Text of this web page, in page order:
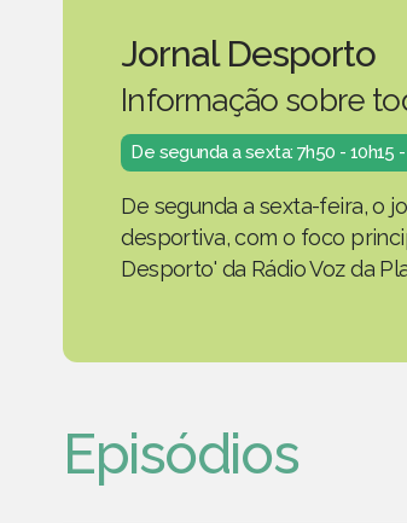
Jornal Desporto
Informação sobre
De segunda a sexta: 7h50 - 10h15 -
De segunda a sexta-feira, o
desportiva, com o foco
Desporto' da Rádio Voz da
Episódios